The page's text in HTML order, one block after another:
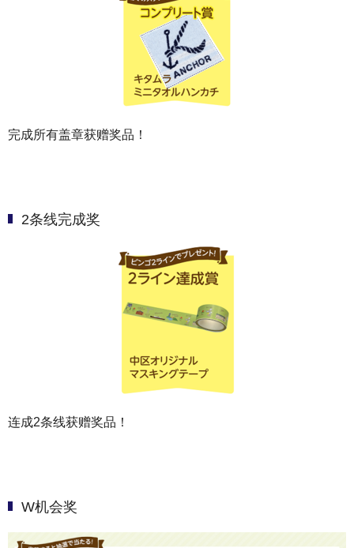
完成所有盖章获赠奖品！
2条线完成奖
连成2条线获赠奖品！
W机会奖